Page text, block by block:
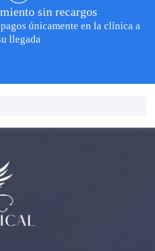
sin recargos
únicamente en la clínica a
llegada